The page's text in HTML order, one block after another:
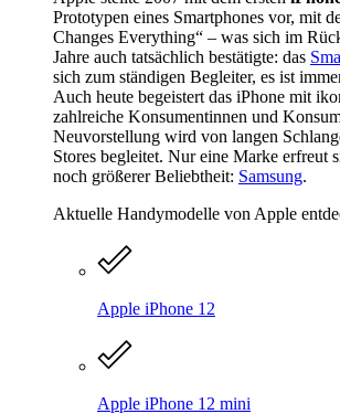
Prototypen eines Smartphones vor, mit
Changes Everything“ – was sich im
Jahre auch tatsächlich bestätigte: das
sich zum ständigen Begleiter, es ist
Auch heute begeistert das iPhone mit
zahlreiche Konsumentinnen und
Neuvorstellung wird von langen
Stores begleitet. Nur eine Marke erfreut
noch größerer Beliebtheit: Samsung.
Aktuelle Handymodelle von Apple
Apple iPhone 12
Apple iPhone 12 mini